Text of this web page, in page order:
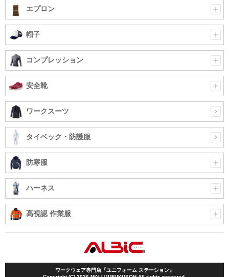
エプロン
帽子
コンプレッション
安全靴
ワークスーツ
タイベック・防護服
防寒服
ハーネス
高視認 作業服
ワークウェア専門店『ユニフォーム ステーション』